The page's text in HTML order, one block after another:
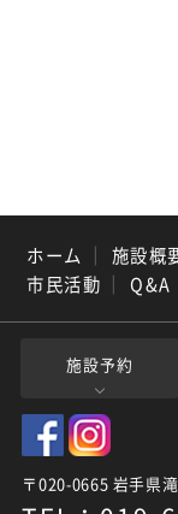
ホーム ｜ 施設概
市民活動 ｜ Q&A
施設予約
〒020-0665 岩手県